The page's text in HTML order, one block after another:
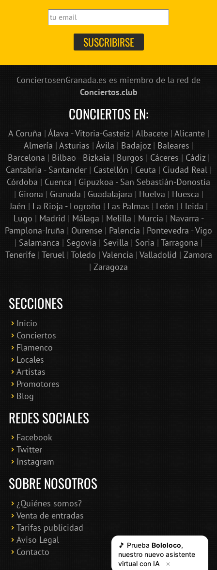
ConciertosenGranada.es es miembro de la red de
Conciertos.club
CONCIERTOS EN:
A Coruña | Álava - Vitoria-Gasteiz| Albacete| Alicante|
Almería | Asturias | Ávila | Badajoz| Baleares |
Barcelona | Bilbao - Bizkaia | Burgos | Cáceres | Cádiz|
Cantabria - Santander| Castellón | Ceuta | Ciudad Real|
Córdoba | Cuenca | Gipuzkoa - San Sebastián-Donostia
| Girona | Granada | Guadalajara | Huelva | Huesca |
Jaén | La Rioja - Logroño | Las Palmas | León | Lleida |
Lugo | Madrid | Málaga | Melilla | Murcia | Navarra -
Pamplona-Iruña | Ourense | Palencia | Pontevedra - Vigo
| Salamanca | Segovia | Sevilla | Soria | Tarragona |
Tenerife| Teruel| Toledo | Valencia | Valladolid | Zamora
| Zaragoza
SECCIONES
Inicio
Conciertos
Flamenco
Locales
Artistas
Promotores
Blog
REDES SOCIALES
Facebook
Twitter
Instagram
SOBRE NOSOTROS
¿Quiénes somos?
Venta de entradas
Tarifas publicidad
Aviso Legal
Contacto
🎵 Prueba Bololoco,
nuestro nuevo asistente
virtual con IA
✕